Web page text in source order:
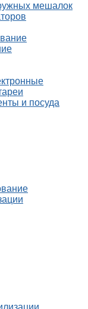
мешалок
и посуда